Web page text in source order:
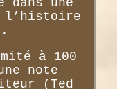
l’histoire
à 100
note
(Ted